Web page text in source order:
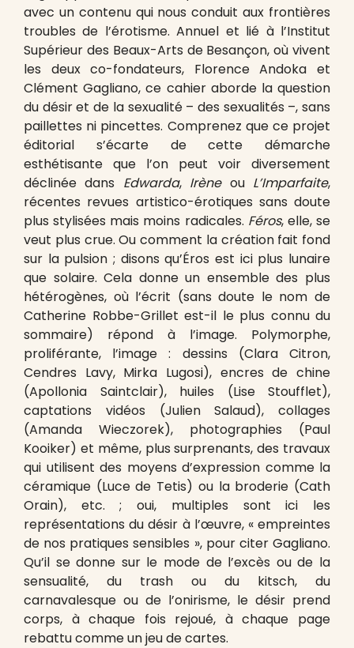
avec un contenu qui nous conduit aux frontières
troubles de l’érotisme. Annuel et lié à l’Institut
Supérieur des Beaux-Arts de Besançon, où vivent
les deux co-fondateurs, Florence Andoka et
Clément Gagliano, ce cahier aborde la question
du désir et de la sexualité – des sexualités –, sans
paillettes ni pincettes. Comprenez que ce projet
éditorial s’écarte de cette démarche
esthétisante que l’on peut voir diversement
déclinée dans Edwarda, Irèneou L’Imparfaite,
récentes revues artistico-érotiques sans doute
plus stylisées mais moins radicales. Féros, elle, se
veut plus crue. Ou comment la création fait fond
sur la pulsion ; disons qu’Éros est ici plus lunaire
que solaire. Cela donne un ensemble des plus
hétérogènes, où l’écrit (sans doute le nom de
Catherine Robbe-Grillet est-il le plus connu du
sommaire) répond à l’image. Polymorphe,
proliférante, l’image : dessins (Clara Citron,
Cendres Lavy, Mirka Lugosi), encres de chine
(Apollonia Saintclair), huiles (Lise Stoufflet),
captations vidéos (Julien Salaud), collages
(Amanda Wieczorek), photographies (Paul
Kooiker) et même, plus surprenants, des travaux
qui utilisent des moyens d’expression comme la
céramique (Luce de Tetis) ou la broderie (Cath
Orain), etc. ; oui, multiples sont ici les
représentations du désir à l’œuvre, « empreintes
de nos pratiques sensibles », pour citer Gagliano.
Qu’il se donne sur le mode de l’excès ou de la
sensualité, du trash ou du kitsch, du
carnavalesque ou de l’onirisme, le désir prend
corps, à chaque fois rejoué, à chaque page
rebattu comme un jeu de cartes.